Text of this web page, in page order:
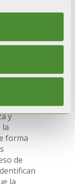
y
la
forma
de
la